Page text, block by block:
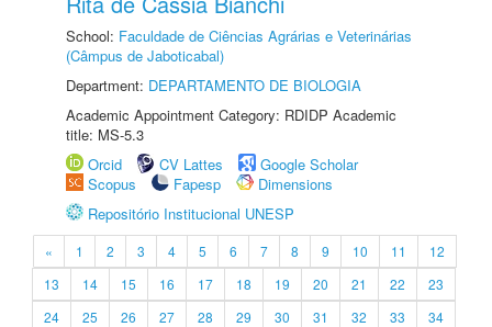
School: Faculdade de Ciências Agrárias e Veterinárias
(Câmpus de Jaboticabal)
Department: DEPARTAMENTO DE BIOLOGIA
Academic Appointment Category: RDIDP Academic
title: MS-5.3
Orcid
CV Lattes
Google Scholar
Scopus
Fapesp
Dimensions
Repositório Institucional UNESP
« 1 2 3 4 5 6 7 8 9 10 11
12
13
14 15 16 17 18 19 20 21 22
23
24
25 26 27 28 29 30 31 32 33
34